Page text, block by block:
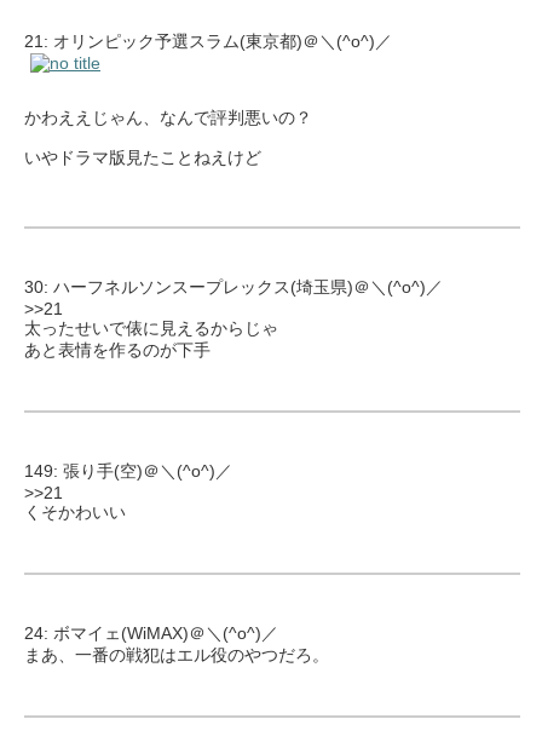
21: オリンピック予選スラム(東京都)＠＼(^o^)／
かわええじゃん、なんで評判悪いの？
いやドラマ版見たことねえけど
30: ハーフネルソンスープレックス(埼玉県)＠＼(^o^)／
>>21
太ったせいで俵に見えるからじゃ
あと表情を作るのが下手
149: 張り手(空)＠＼(^o^)／
>>21
くそかわいい
24: ボマイェ(WiMAX)＠＼(^o^)／
まあ、一番の戦犯はエル役のやつだろ。